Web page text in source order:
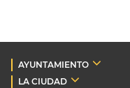
AYUNTAMIENTO
LA CIUDAD